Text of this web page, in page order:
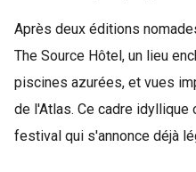
Après deux éditions
The Source Hôtel, un lieu
piscines azurées, et vues
de l'Atlas. Ce cadre
festival qui s'annonce déjà